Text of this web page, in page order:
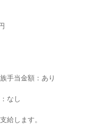
手当金額：あり
なし
給します。